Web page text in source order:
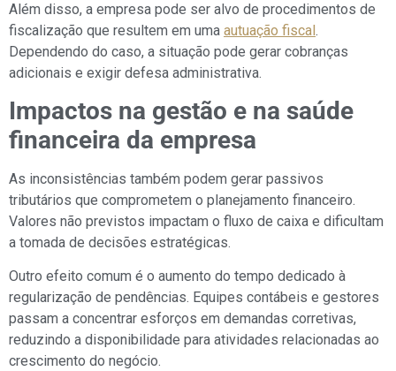
Além disso, a empresa pode ser alvo de procedimentos de
fiscalização que resultem em uma autuação fiscal.
Dependendo do caso, a situação pode gerar cobranças
adicionais e exigir defesa administrativa.
Impactos na gestão e na saúde
financeira da empresa
As inconsistências também podem gerar passivos
tributários que comprometem o planejamento financeiro.
Valores não previstos impactam o fluxo de caixa e dificultam
a tomada de decisões estratégicas.
Outro efeito comum é o aumento do tempo dedicado à
regularização de pendências. Equipes contábeis e gestores
passam a concentrar esforços em demandas corretivas,
reduzindo a disponibilidade para atividades relacionadas ao
crescimento do negócio.